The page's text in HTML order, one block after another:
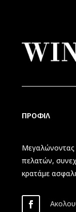
ΠΡΟΦΙΛ
Μεγαλώνοντας
πελατών,
κρατάμε